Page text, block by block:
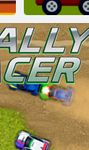
Runner 3D
Egmedis
automobilis